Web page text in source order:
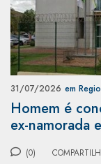
31/07/2026 em
Homem é
ex-namorada
(0)